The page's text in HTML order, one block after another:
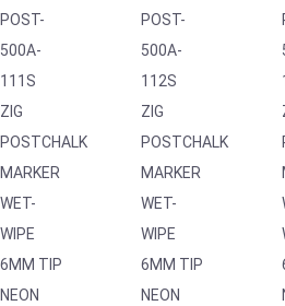
POST-
500A-
111S
ZIG
POSTCHALK
MARKER
WET-
WIPE
6MM TIP
NEON
POST-
500A-
112S
ZIG
POSTCHALK
MARKER
WET-
WIPE
6MM TIP
NEON